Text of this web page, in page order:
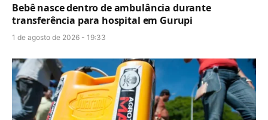
Bebê nasce dentro de ambulância durante
transferência para hospital em Gurupi
1 de agosto de 2026 - 19:33